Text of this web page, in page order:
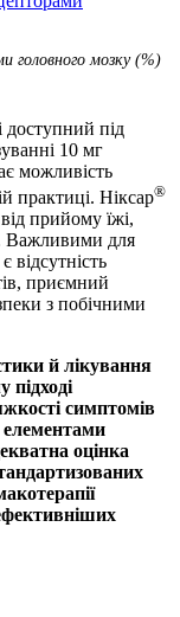
головного мозку (%)
під
10 мг
можливість
практиці. Ніксар®
прийому їжі,
Важливими для
відсутність
приємний
з побічними
й лікування
підході
симптомів
оцінка